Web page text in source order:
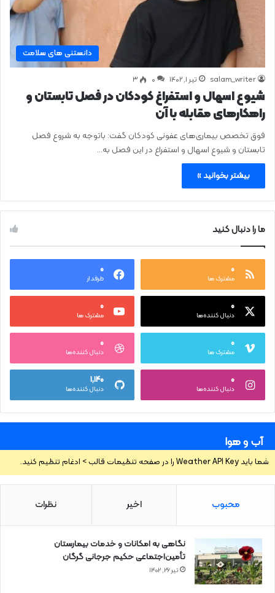
دانستنی های سلامت
salam_writer تیر ۱, ۱۴۰۲ 0 ۳
شیوع اسهال و استفراغ کودکان در فصل تابستان و
راهکارهای مقابله با آن
فوق تخصص بیماری‌های عفونی کودکان گفت: باتوجه به شروع فصل
تابستان و شیوع اسهال و استفراغ در این فصل به…
بیشتر بخوانید »
ما را دنبال کنید
۰
مشترک ها
۰
طرفدار
۰
دنبال کننده‌ها
۰
مشترک ها
۰
مشترک ها
۰
دنبال کننده‌ها
۰
دنبال کننده‌ها
۱,۱۴۰
دنبال کننده‌ها
آب و هوا
شما باید Weather API Key را در صفحه تنظیمات قالب > ادغام تنظیم کنید.
محبوب اخیر نظرات
نگاهی به امکانات و خدمات بیمارستان
تأمین‌اجتماعی حکیم جرجانی گرگان
تیر ۲۶, ۱۴۰۲